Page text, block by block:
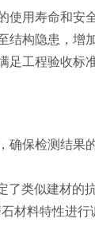
使用寿命和安
结构隐患，增
工程验收标准
确保检测结果
了类似建材的
材料特性进行